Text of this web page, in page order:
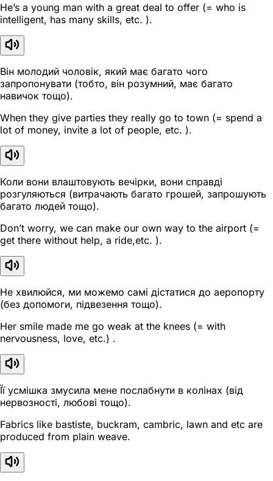
He’s a young man with a great deal to offer (= who is
intelligent, has many skills, etc. ).
Він молодий чоловік, який має багато чого
запропонувати (тобто, він розумний, має багато
навичок тощо).
When they give parties they really go to town (= spend a
lot of money, invite a lot of people, etc. ).
Коли вони влаштовують вечірки, вони справді
розгуляються (витрачають багато грошей, запрошують
багато людей тощо).
Don’t worry, we can make our own way to the airport (=
get there without help, a ride,etc. ).
Не хвилюйся, ми можемо самі дістатися до аеропорту
(без допомоги, підвезення тощо).
Her smile made me go weak at the knees (= with
nervousness, love, etc.) .
Її усмішка змусила мене послабнути в колінах (від
нервозності, любові тощо).
Fabrics like bastiste, buckram, cambric, lawn and etc are
produced from plain weave.